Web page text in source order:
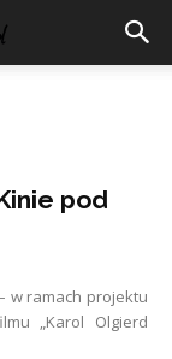
pod
w ramach projektu
„Karol Olgierd